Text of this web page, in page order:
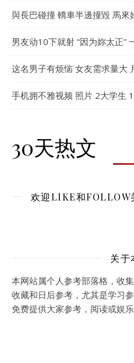
與長巴碰撞 轎車半邊撞毀 馬來
男友动10下就射 “因为妳太正”
这名男子有烦恼 女友需求量大
手机拥不雅视频 照片 2大学生
30天热文
欢迎LIKE和FOLLOW
关于
本网站属个人参考部落格，收
收藏和日后参考，尤其是学习
免费提供大家参考，阅读或娱